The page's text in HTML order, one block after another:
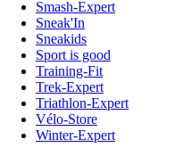
Smash-Expert
Sneak'In
Sneakids
Sport is good
Training-Fit
Trek-Expert
Triathlon-Expert
Vélo-Store
Winter-Expert